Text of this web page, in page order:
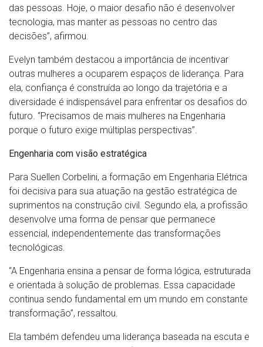
das pessoas. Hoje, o maior desafio não é desenvolver
tecnologia, mas manter as pessoas no centro das
decisões”, afirmou.
Evelyn também destacou a importância de incentivar
outras mulheres a ocuparem espaços de liderança. Para
ela, confiança é construída ao longo da trajetória e a
diversidade é indispensável para enfrentar os desafios do
futuro. “Precisamos de mais mulheres na Engenharia
porque o futuro exige múltiplas perspectivas”.
Engenharia com visão estratégica
Para Suellen Corbelini, a formação em Engenharia Elétrica
foi decisiva para sua atuação na gestão estratégica de
suprimentos na construção civil. Segundo ela, a profissão
desenvolve uma forma de pensar que permanece
essencial, independentemente das transformações
tecnológicas.
“A Engenharia ensina a pensar de forma lógica, estruturada
e orientada à solução de problemas. Essa capacidade
continua sendo fundamental em um mundo em constante
transformação”, ressaltou.
Ela também defendeu uma liderança baseada na escuta e